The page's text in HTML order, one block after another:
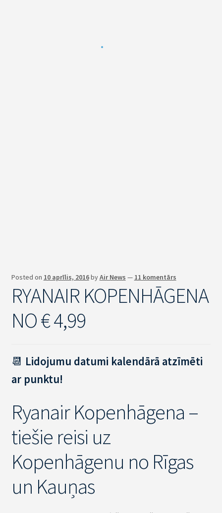
Posted on 10 aprīlis, 2016byAir News — 11 komentārs
RYANAIR KOPENHĀGENA
NO € 4,99
📆 Lidojumu datumi kalendārā atzīmēti
ar punktu!
Ryanair Kopenhāgena –
tiešie reisi uz
Kopenhāgenu no Rīgas
un Kauņas